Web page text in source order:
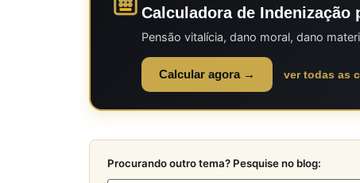
Calculadora de Indenização
Pensão vitalícia, dano moral, dano
Calcular agora → ver todas as
Procurando outro tema? Pesquise no blog: